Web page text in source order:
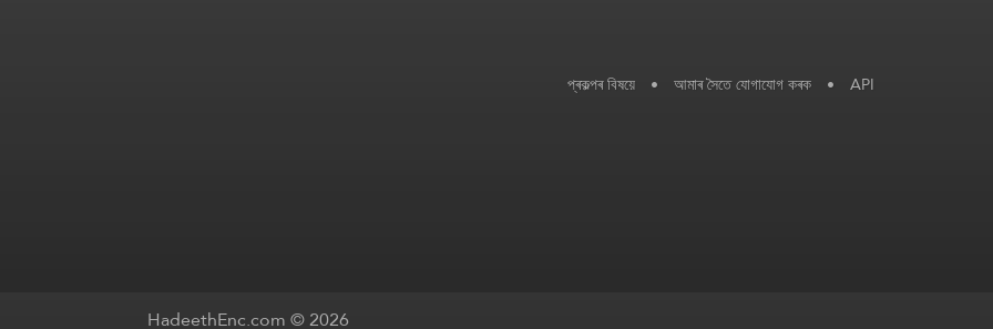
প্ৰকল্পৰ বিষয়ে • আমাৰ সৈতে যোগাযোগ কৰক • API
HadeethEnc.com © 2026